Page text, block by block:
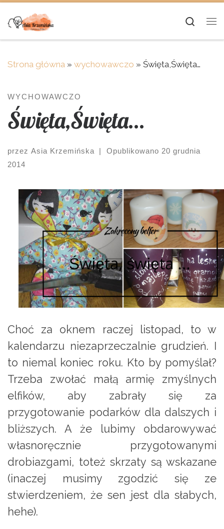
Skip to content
Strona główna » wychowawczo » Święta,Święta…
WYCHOWAWCZO
Święta,Święta…
przez Asia Krzemińska | Opublikowano 20 grudnia
2014
Choć za oknem raczej listopad, to w
kalendarzu niezaprzeczalnie grudzień. I
to niemal koniec roku. Kto by pomyślał?
Trzeba zwołać małą armię zmyślnych
elfików, aby zabrały się za
przygotowanie podarków dla dalszych i
bliższych. A że lubimy obdarowywać
własnoręcznie przygotowanymi
drobiazgami, toteż skrzaty są wskazane
(inaczej musimy zgodzić się ze
stwierdzeniem, że sen jest dla słabych,
hehe).